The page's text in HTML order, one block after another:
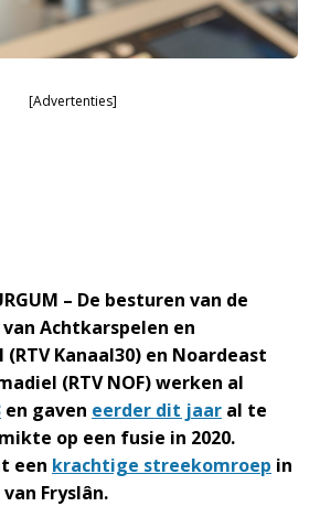
[Advertenties]
– De besturen van de
Achtkarspelen en
Kanaal30) en Noardeast
(RTV NOF) werken al
en gaven eerder dit jaar al te
op een fusie in 2020.
een krachtige streekomroep in
Fryslân.